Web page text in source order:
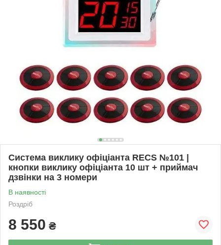
Система виклику офіціанта RECS №101 |
кнопки виклику офіціанта 10 шт + приймач
дзвінки на 3 номери
В наявності
Роздріб
8 550 ₴